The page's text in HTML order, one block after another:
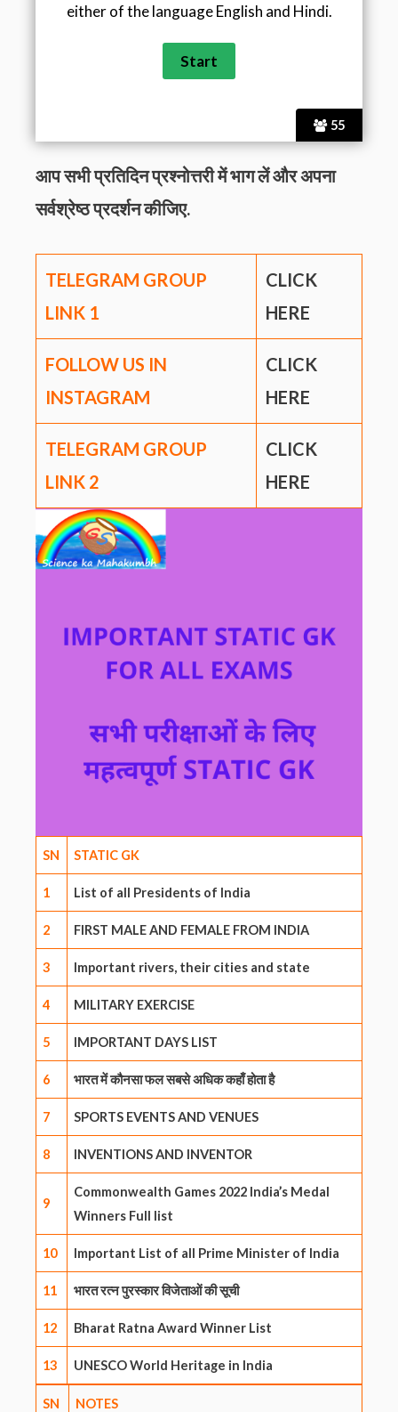
55
either of the language English and Hindi.
आप सभी प्रतिदिन प्रश्नोत्तरी में भाग लें और अपना
सर्वश्रेष्ठ प्रदर्शन कीजिए.
TELEGRAM GROUP
LINK 1
CLICK
HERE
FOLLOW US IN
INSTAGRAM
CLICK
HERE
TELEGRAM GROUP
LINK 2
CLICK
HERE
SN STATIC GK
1 List of all Presidents of India
2 FIRST MALE AND FEMALE FROM INDIA
3 Important rivers, their cities and state
4 MILITARY EXERCISE
5 IMPORTANT DAYS LIST
6 भारत में कौनसा फल सबसे अधिक कहाँ होता है
7 SPORTS EVENTS AND VENUES
8 INVENTIONS AND INVENTOR
9
Commonwealth Games 2022 India’s Medal
Winners Full list
10 Important List of all Prime Minister of India
11 भारत रत्न पुरस्कार विजेताओं की सूची
12 Bharat Ratna Award Winner List
13 UNESCO World Heritage in India
SN NOTES